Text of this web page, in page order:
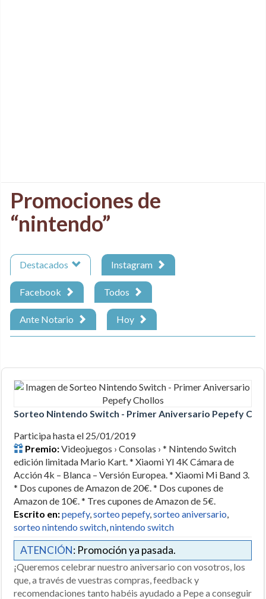
Promociones de
“nintendo”
Destacados Instagram
Facebook Todos
Ante Notario Hoy
Sorteo Nintendo Switch - Primer Aniversario Pepefy
Participa hasta el 25/01/2019
Premio:Videojuegos › Consolas › * Nintendo Switch
edición limitada Mario Kart. * Xiaomi YI 4K Cámara de
Acción 4k – Blanca – Versión Europea. * Xiaomi Mi Band 3.
* Dos cupones de Amazon de 20€. * Dos cupones de
Amazon de 10€. * Tres cupones de Amazon de 5€.
Escrito en:pepefy,sorteo pepefy,sorteo aniversario,
sorteo nintendo switch,nintendo switch
ATENCIÓN: Promoción ya pasada.
¡Queremos celebrar nuestro aniversario con vosotros, los
que, a través de vuestras compras, feedback y
recomendaciones tanto habéis ayudado a Pepe a conseguir